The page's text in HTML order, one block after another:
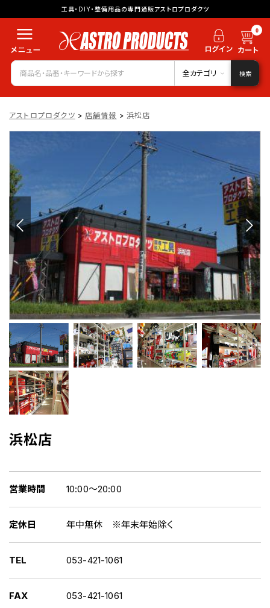
工具・DIY・整備用品の専門通販アストロプロダクツ
0
全カテゴリ 検索
アストロプロダクツ > 店舗情報 > 浜松店
浜松店
営業時間 10:00～20:00
定休日 年中無休 ※年末年始除く
TEL 053-421-1061
FAX 053-421-1061